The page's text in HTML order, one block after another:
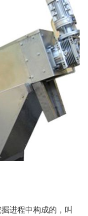
进程中构成的，叫